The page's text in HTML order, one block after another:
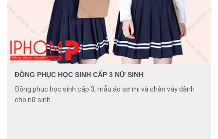
ĐỒNG PHỤC HỌC SINH CẤP 3 NỮ SINH
Đồng phục học sinh cấp 3, mẫu áo sơ mi và chân váy dành
cho nữ sinh